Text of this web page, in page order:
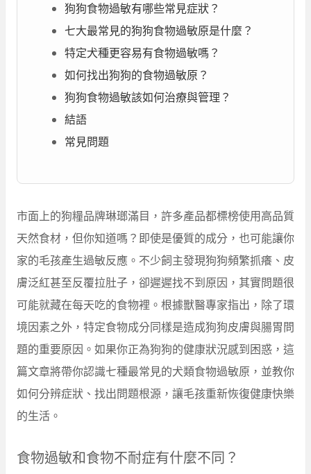
狗狗食物過敏有哪些常見症狀？
七大最常見的狗狗食物過敏原是什麼？
特定犬種更容易有食物過敏嗎？
如何找出狗狗的食物過敏原？
狗狗食物過敏該如何治療與管理？
結語
常見問題
市面上的狗糧品牌琳瑯滿目，許多產品都標榜使用高品質
天然食材，但你知道嗎？即使是優質的成分，也可能讓你
家的毛孩產生過敏反應。不少飼主發現狗狗頻繁抓癢、皮
膚泛紅甚至反覆拉肚子，卻遲遲找不到原因，其實問題很
可能就藏在每天吃的食物裡。根據獸醫專家指出，除了環
境因素之外，特定食物成分同樣是造成狗狗皮膚與腸胃問
題的重要原因。如果你正為狗狗的健康狀況感到困惑，這
篇文章將帶你認識七種最常見的犬類食物過敏原，並教你
如何分辨症狀、找出問題根源，讓毛孩重新恢復健康快樂
的生活。
食物過敏和食物不耐症有什麼不同？